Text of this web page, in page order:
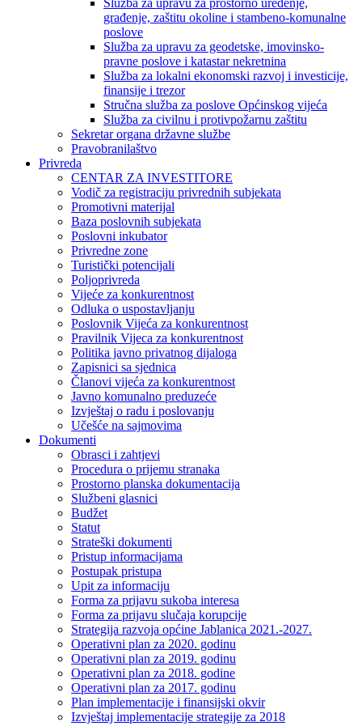
Služba za upravu za prostorno uređenje,
građenje, zaštitu okoline i stambeno-komunalne
poslove
Služba za upravu za geodetske, imovinsko-
pravne poslove i katastar nekretnina
Služba za lokalni ekonomski razvoj i investicije,
finansije i trezor
Stručna služba za poslove Općinskog vijeća
Služba za civilnu i protivpožarnu zaštitu
Sekretar organa državne službe
Pravobranilaštvo
Privreda
CENTAR ZA INVESTITORE
Vodič za registraciju privrednih subjekata
Promotivni materijal
Baza poslovnih subjekata
Poslovni inkubator
Privredne zone
Turistički potencijali
Poljoprivreda
Vijeće za konkurentnost
Odluka o uspostavljanju
Poslovnik Vijeća za konkurentnost
Pravilnik Vijeca za konkurentnost
Politika javno privatnog dijaloga
Zapisnici sa sjednica
Članovi vijeća za konkurentnost
Javno komunalno preduzeće
Izvještaj o radu i poslovanju
Učešće na sajmovima
Dokumenti
Obrasci i zahtjevi
Procedura o prijemu stranaka
Prostorno planska dokumentacija
Službeni glasnici
Budžet
Statut
Strateški dokumenti
Pristup informacijama
Postupak pristupa
Upit za informaciju
Forma za prijavu sukoba interesa
Forma za prijavu slučaja korupcije
Strategija razvoja općine Jablanica 2021.-2027.
Operativni plan za 2020. godinu
Operativni plan za 2019. godinu
Operativni plan za 2018. godine
Operativni plan za 2017. godinu
Plan implementacije i finansijski okvir
Izvještaj implementacije strategije za 2018